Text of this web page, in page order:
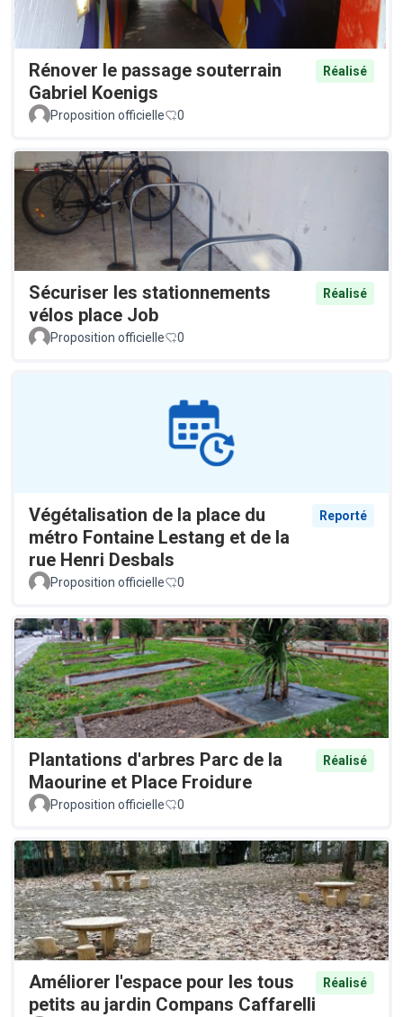
Rénover le passage souterrain
Gabriel Koenigs
Réalisé
Proposition officielle 0
Sécuriser les stationnements
vélos place Job
Réalisé
Proposition officielle 0
Végétalisation de la place du
métro Fontaine Lestang et de la
rue Henri Desbals
Reporté
Proposition officielle 0
Plantations d'arbres Parc de la
Maourine et Place Froidure
Réalisé
Proposition officielle 0
Améliorer l'espace pour les tous
petits au jardin Compans Caffarelli
Réalisé